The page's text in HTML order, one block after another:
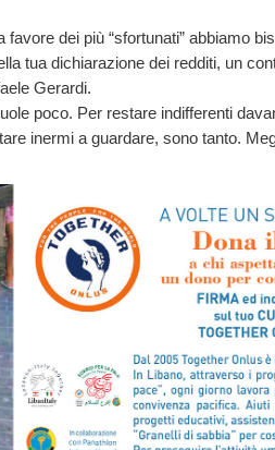
favore dei più “sfortunati” abbiamo
tua dichiarazione dei redditi, un
Gerardi.
poco. Per restare indifferenti
inermi a guardare, sono tanto.